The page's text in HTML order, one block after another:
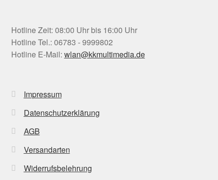
Hotline Zeit: 08:00 Uhr bis 16:00 Uhr
Hotline Tel.: 06783 - 9999802
Hotline E-Mail: wlan@kkmultimedia.de
Impressum
Datenschutzerklärung
AGB
Versandarten
Widerrufsbelehrung